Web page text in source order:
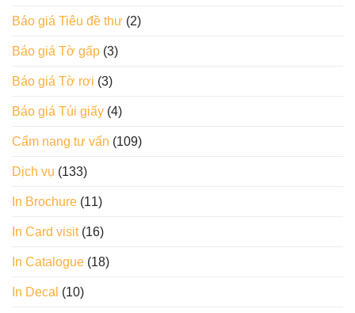
Báo giá Tiêu đề thư (2)
Báo giá Tờ gấp (3)
Báo giá Tờ rơi (3)
Báo giá Túi giấy (4)
Cẩm nang tư vấn (109)
Dịch vụ (133)
In Brochure (11)
In Card visit(16)
In Catalogue (18)
In Decal (10)